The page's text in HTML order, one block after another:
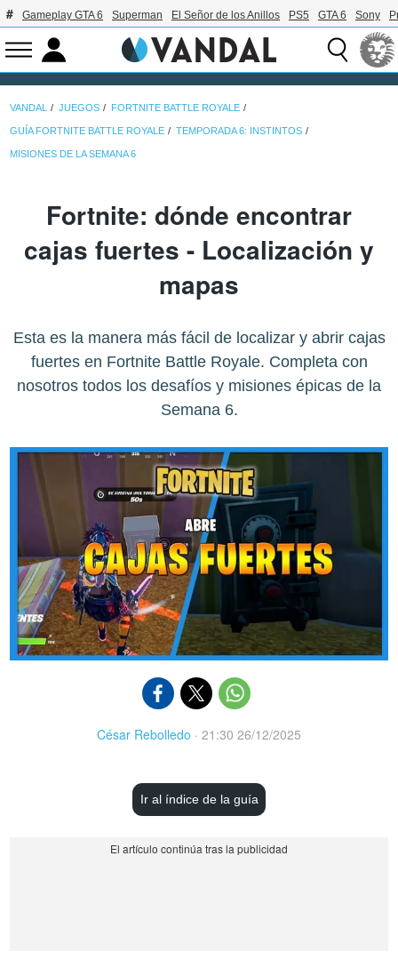
Gameplay GTA 6 Superman El Señor de los Anillos PS5 GTA 6 Sony
VANDAL JUEGOS FORTNITE BATTLE ROYALE
GUÍA FORTNITE BATTLE ROYALE TEMPORADA 6: INSTINTOS
MISIONES DE LA SEMANA 6
Fortnite: dónde encontrar
cajas fuertes - Localización y
mapas
Esta es la manera más fácil de localizar y abrir cajas
fuertes en Fortnite Battle Royale. Completa con
nosotros todos los desafíos y misiones épicas de la
Semana 6.
César Rebolledo · 21:30 26/12/2025
Ir al índice de la guía